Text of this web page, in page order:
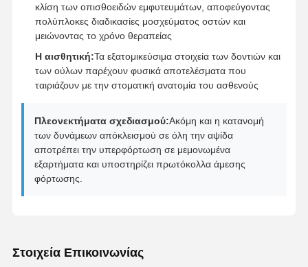
Φανίρισμα Emax
Οδοντικός φραγμός μοσχευμάτων
Πορσελάνη λιωμένη σε μέταλλο
Απομακρυστέα ορθοδοντική συσκευή
ευέλικτες μερικές οδοντοστοιχίες
Μεταλλικές Μερικές Οδοντοστοιχίες
Οδοντικές συνδέσεις ακρίβειας
κλίση των οπισθοειδών εμφυτευμάτων, αποφεύγοντας
πολύπλοκες διαδικασίες μοσχεύματος οστών και
μειώνοντας το χρόνο θεραπείας
Η αισθητική:Τα εξατομικεύσιμα στοιχεία των δοντιών και
των ούλων παρέχουν φυσικά αποτελέσματα που
ταιριάζουν με την στοματική ανατομία του ασθενούς
Πλεονεκτήματα σχεδιασμού:Ακόμη και η κατανομή
των δυνάμεων απόκλεισμού σε όλη την αψίδα
αποτρέπει την υπερφόρτωση σε μεμονωμένα
εξαρτήματα και υποστηρίζει πρωτόκολλα άμεσης
φόρτωσης.
Στοιχεία Επικοινωνίας